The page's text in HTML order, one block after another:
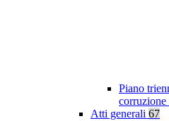
Piano
corruzione
Atti generali 67